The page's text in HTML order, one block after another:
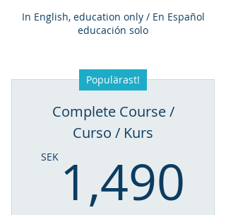
In English, education only / En Español
educación solo
Populärast!
Complete Course /
Curso / Kurs
SEK 1,490